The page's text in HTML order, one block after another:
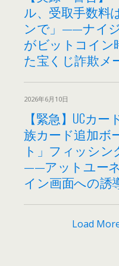
ル、受取手数料
ンで」——ナイ
がビットコイン
た宝くじ詐欺メ
2026年6月10日
【緊急】UCカ
族カード追加ボ
ト」フィッシ
——アットユー
イン画面への誘
Load